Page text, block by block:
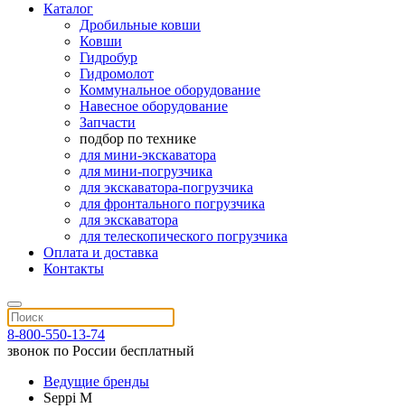
Каталог
Дробильные ковши
Ковши
Гидробур
Гидромолот
Коммунальное оборудование
Навесное оборудование
Запчасти
подбор по технике
для мини-экскаватора
для мини-погрузчика
для экскаватора-погрузчика
для фронтального погрузчика
для экскаватора
для телескопического погрузчика
Оплата и доставка
Контакты
8-800-550-13-74
звонок по России бесплатный
Ведущие бренды
Seppi M